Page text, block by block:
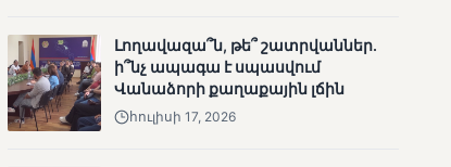
Լողավազա՞ն, թե՞ շատրվաններ.
ի՞նչ ապագա է սպասվում
Վանաձորի քաղաքային լճին
հուլիսի 17, 2026